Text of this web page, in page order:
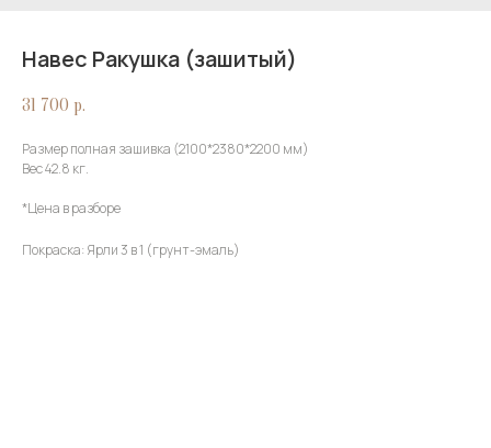
Навес Ракушка (зашитый)
31 700 р.
Размер полная зашивка (2100*2380*2200 мм)
Вес 42.8 кг.
*Цена в разборе
Покраска: Ярли 3 в 1 (грунт-эмаль)